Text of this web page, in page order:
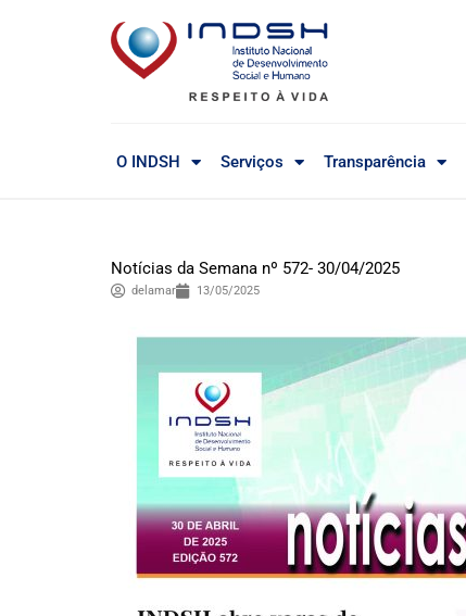
O INDSH Serviços Transparência
Notícias da Semana nº 572- 30/04/2025
delamar 13/05/2025